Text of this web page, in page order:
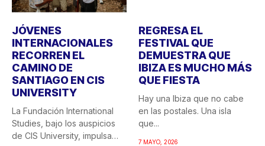
JÓVENES
INTERNACIONALES
RECORREN EL
CAMINO DE
SANTIAGO EN CIS
UNIVERSITY
La Fundación International
Studies, bajo los auspicios
de CIS University, impulsa
REGRESA EL
FESTIVAL QUE
DEMUESTRA QUE
IBIZA ES MUCHO MÁS
QUE FIESTA
Hay una Ibiza que no cabe
en las postales. Una isla
que...
7 MAYO, 2026